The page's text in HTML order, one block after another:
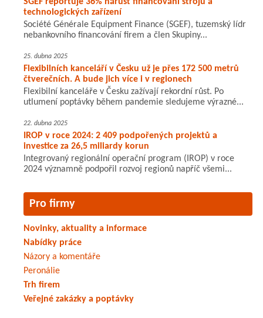
SGEF reportuje 36% nárůst financování strojů a
technologických zařízení
Société Générale Equipment Finance (SGEF), tuzemský lídr
nebankovního financování firem a člen Skupiny...
25. dubna 2025
Flexibilních kanceláří v Česku už je přes 172 500 metrů
čtverečních. A bude jich více i v regionech
Flexibilní kanceláře v Česku zažívají rekordní růst. Po
utlumení poptávky během pandemie sledujeme výrazné...
22. dubna 2025
IROP v roce 2024: 2 409 podpořených projektů a
investice za 26,5 miliardy korun
Integrovaný regionální operační program (IROP) v roce
2024 významně podpořil rozvoj regionů napříč všemi...
Pro firmy
Novinky, aktuality a informace
Nabídky práce
Názory a komentáře
Peronálie
Trh firem
Veřejné zakázky a poptávky